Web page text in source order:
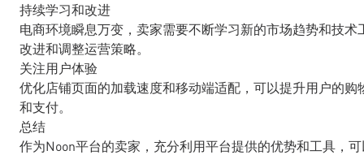
持续学习和改进
电商环境瞬息万变，卖家需要不断学习新的市场趋势和技
改进和调整运营策略。
关注用户体验
优化店铺页面的加载速度和移动端适配，可以提升用户的
和支付。
总结
作为Noon平台的卖家，充分利用平台提供的优势和工具，